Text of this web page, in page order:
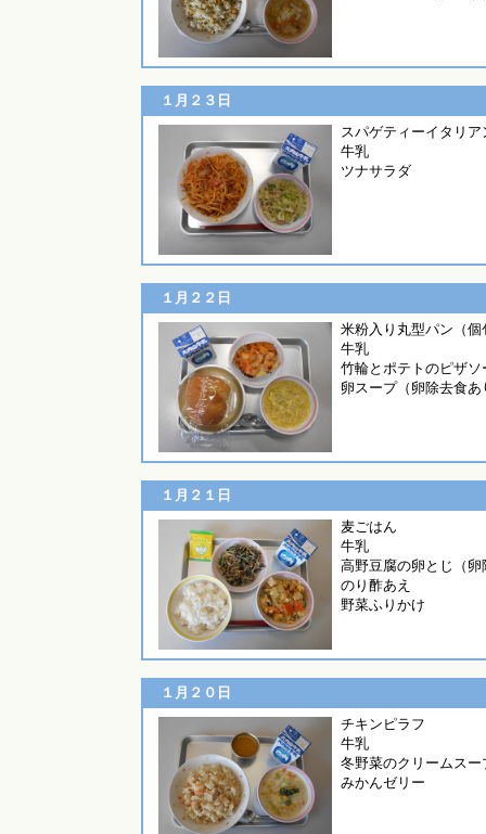
１月２３日
スパゲティーイタリア
牛乳
ツナサラダ
１月２２日
米粉入り丸型パン（個
牛乳
竹輪とポテトのピザソ
卵スープ（卵除去食あ
１月２１日
麦ご
牛乳
高野豆腐の卵とじ（卵
のり酢あえ
野菜ふりかけ
１月２０日
チキンピ
牛乳
冬野菜のクリームスー
みかんゼリー